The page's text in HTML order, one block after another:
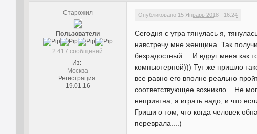
Старожил
Пользователи
2 417 сообщений
Из:
Москва
Регистрация:
19.01.16
Опубликовано 15 Январь 2018 - 16:24
Сегодня с утра тянулась я,
навстречу мне женщина. Так
безрадостный.... И вдруг меня как
компьютерной))) Тут же пришло
все равно его вполне реально
соответствующее возникло... Не
неприятна, а играть надо, и что
Гриши о том, что когда человек
переврала....)